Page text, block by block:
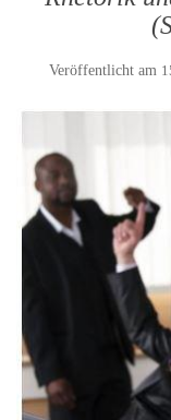
Veröffentlicht am